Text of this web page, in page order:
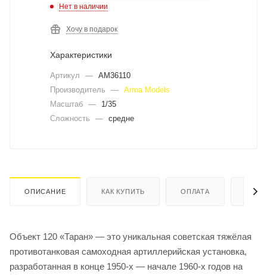
Нет в наличии
Хочу в подарок
Характеристики
Артикул — AM36110
Производитель
— Arma Models
Масштаб —
1/35
Сложность
— средне
ОПИСАНИЕ КАК КУПИТЬ ОПЛАТА
Объект 120 «Таран» — это уникальная советская тяжёлая
противотанковая самоходная артиллерийская установка,
разработанная в конце 1950-х — начале 1960-х годов на